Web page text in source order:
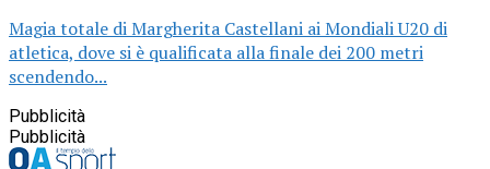
Magia totale di Margherita Castellani ai Mondiali U20 di
atletica, dove si è qualificata alla finale dei 200 metri
scendendo...
Pubblicità
Pubblicità